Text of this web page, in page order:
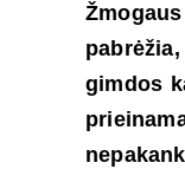
gimdos